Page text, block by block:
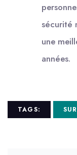
sécurité
une
années.
TAGS: